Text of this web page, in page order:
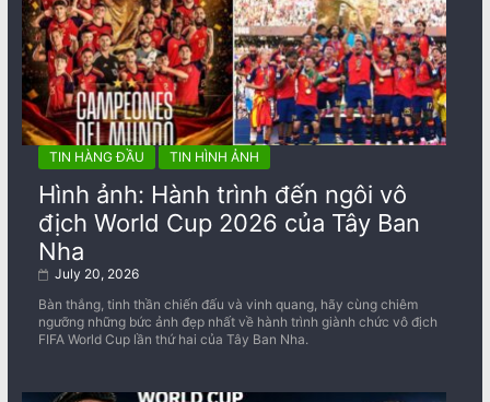
TIN HÀNG ĐẦU TIN HÌNH ẢNH
Hình ảnh: Hành trình đến ngôi vô
địch World Cup 2026 của Tây Ban
Nha
July 20, 2026
Bàn thắng, tinh thần chiến đấu và vinh quang, hãy cùng chiêm
ngưỡng những bức ảnh đẹp nhất về ​​hành trình giành chức vô địch
FIFA World Cup lần thứ hai của Tây Ban Nha.